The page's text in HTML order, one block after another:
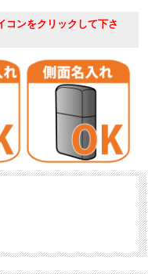
」仕様。（外縁に対して中
はキャンドボトム。フラ
コンをクリックして下さ